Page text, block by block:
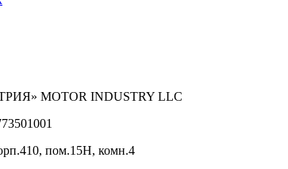
MOTOR INDUSTRY LLC
пом.15Н, комн.4